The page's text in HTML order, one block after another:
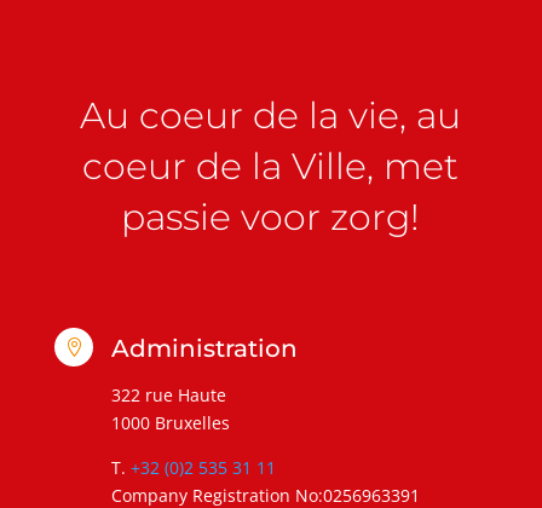
Au coeur de la vie, au
coeur de la Ville, met
passie voor zorg!
 Administration
322 rue Haute
1000 Bruxelles
T. +32 (0)2 535 31 11
Company Registration No:0256963391